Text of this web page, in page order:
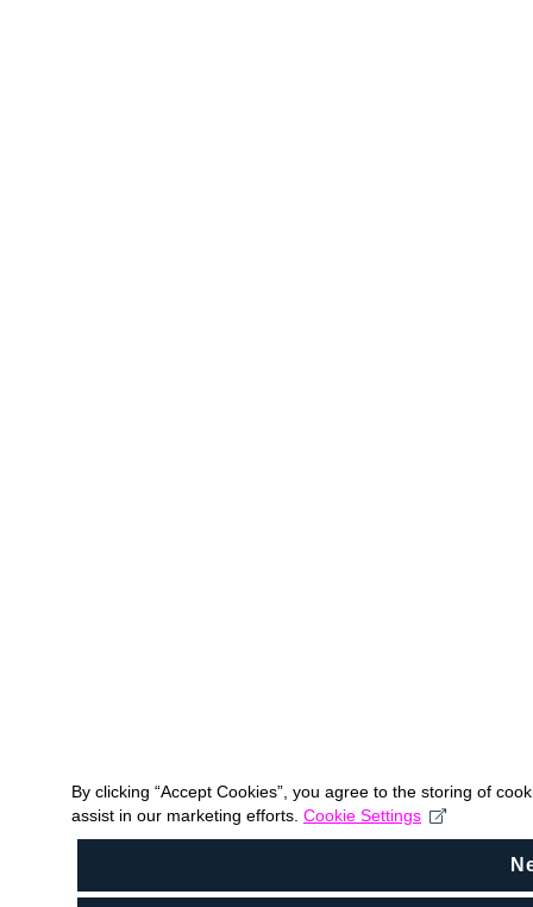
By clicking “Accept Cookies”, you agree to the storing of
assist in our marketing efforts. Cookie Settings